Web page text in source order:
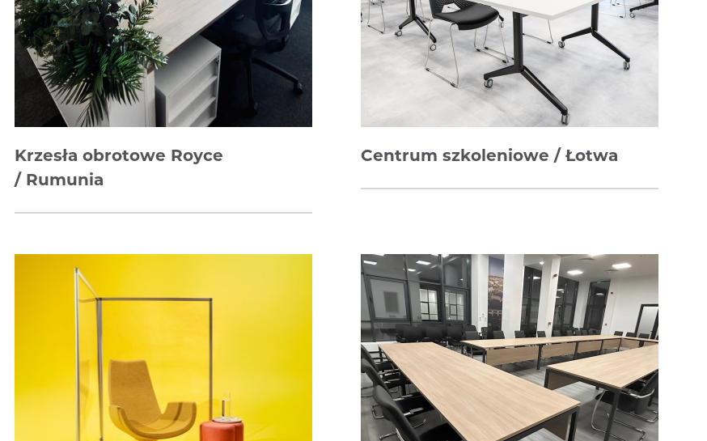
Krzesła obrotowe Royce
/ Rumunia
Centrum szkoleniowe / Łotwa